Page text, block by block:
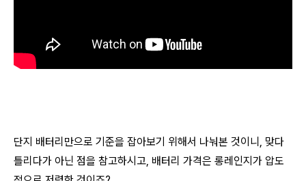
단지 배터리만으로 기준을 잡아보기 위해서 나눠본 것이니, 맞다
틀리다가 아닌 점을 참고하시고, 배터리 가격은 롱레인지가 압도